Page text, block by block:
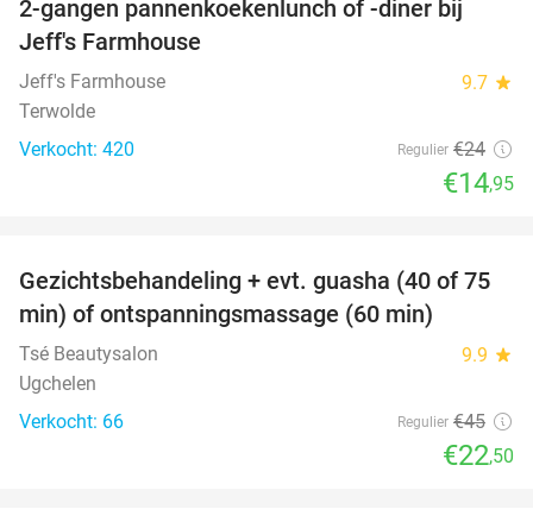
38%
2-gangen pannenkoekenlunch of -diner bij
Jeff's Farmhouse
Jeff's Farmhouse 9.7 star
Terwolde
Verkocht: 420
Regulier €24
€14,95
50%
OUT
Gezichtsbehandeling + evt. guasha (40 of 75
min) of ontspanningsmassage (60 min)
Tsé Beautysalon 9.9 star
Ugchelen
Verkocht: 66
Regulier €45
€22,50